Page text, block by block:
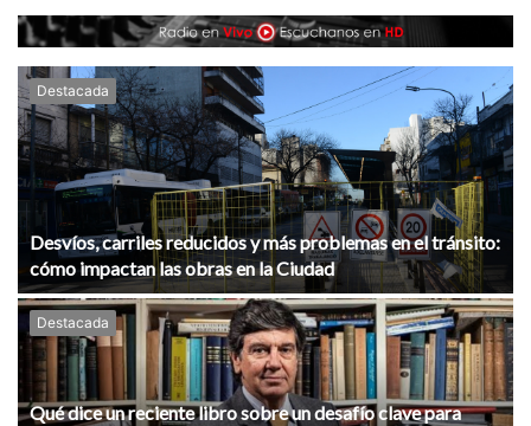
Destacada
Desvíos, carriles reducidos y más problemas en el tránsito:
cómo impactan las obras en la Ciudad
Destacada
Qué dice un reciente libro sobre un desafío clave para